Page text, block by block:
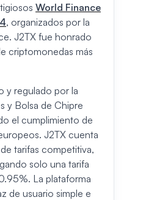
World Finance
, organizados por la
J2TX fue honrado
criptomonedas más
y regulado por la
y Bolsa de Chipre
el cumplimiento de
J2TX cuenta
tarifas competitiva,
solo una tarifa
La plataforma
de usuario simple e